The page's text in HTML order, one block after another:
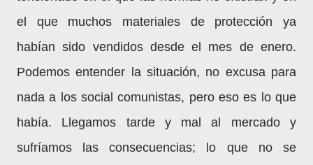
el que muchos materiales de protección ya
habían sido vendidos desde el mes de enero.
Podemos entender la situación, no excusa para
nada a los social comunistas, pero eso es lo que
había. Llegamos tarde y mal al mercado y
sufríamos las consecuencias; lo que no se